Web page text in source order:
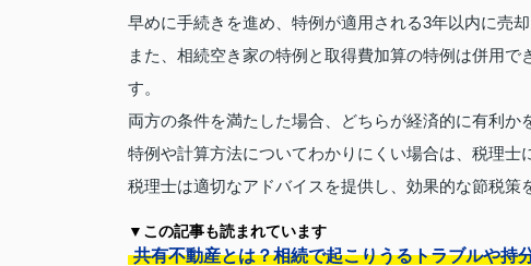
早めに手続きを進め、特例が適用される3年以内に売
また、相続空き家の特例と取得費加算の特例は併用
す。
両方の条件を満たした場合、どちらが経済的に有利か
特例や計算方法についてわかりにくい場合は、税理士
税理士は適切なアドバイスを提供し、効果的な節税策
▼この記事も読まれています
共有不動産とは？相続で起こりうるトラブルや持